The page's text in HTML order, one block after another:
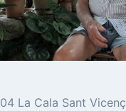
04 La Cala Sant Vicenç